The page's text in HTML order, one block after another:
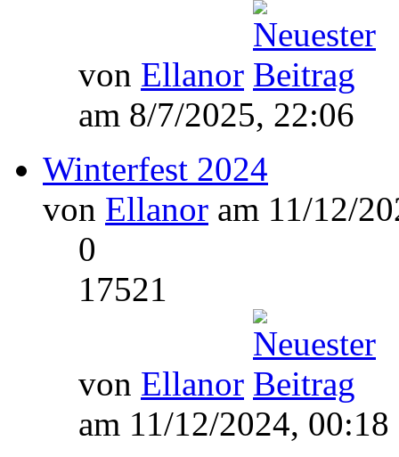
von Ellanor
am 8/7/2025, 22:06
Winterfest 2024
von Ellanor am 11/12/
0
17521
von Ellanor
am 11/12/2024, 00:18